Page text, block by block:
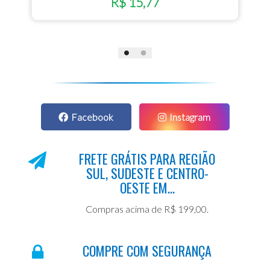
Facebook Instagram
FRETE GRÁTIS PARA REGIÃO
SUL, SUDESTE E CENTRO-
OESTE EM...
Compras acima de R$ 199,00.
COMPRE COM SEGURANÇA